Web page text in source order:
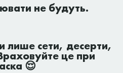
не будуть.
лише сети, десерти,
це при
😌